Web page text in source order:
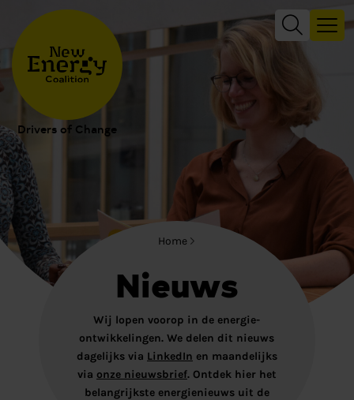
Drivers of Change
Home
Nieuws
Wij lopen voorop in de energie-
ontwikkelingen. We delen dit nieuws
dagelijks via LinkedIn en maandelijks
via onze nieuwsbrief. Ontdek hier het
belangrijkste energienieuws uit de